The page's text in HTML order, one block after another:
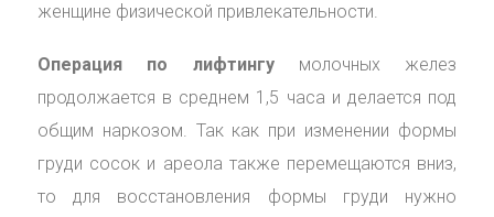
женщине физической привлекательности.
Операция по лифтингумолочных желез
продолжается в среднем 1,5 часа и делается под
общим наркозом. Так как при изменении формы
груди сосок и ареола также перемещаются вниз,
то для восстановления формы груди нужно